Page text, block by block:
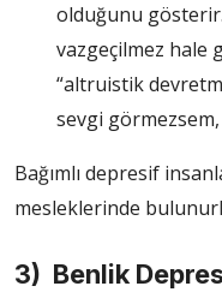
olduğunu
vazgeçilmez hale
“altruistik
sevgi
Bağımlı depresif
mesleklerinde
3) Benlik